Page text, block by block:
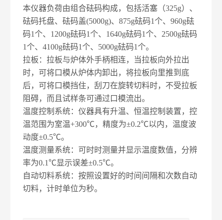
本仪器负荷由组合砝码构成，包括活塞（325g）、
砝码托盘、砝码盖(5000g)、875g砝码1个、960g砝
码1个、1200g砝码1个、1640g砝码1个、2500g砝码
1个、4100g砝码1个、5000g砝码1个。
拉板：拉板与炉体外手柄相连，当拉板向外拉出
时，可将口模从炉体内卸出，将拉板向里推到底
后，可将口模挡住，刮刀在旋转切料时，不受拉板
阻碍，而且试样条可通过口模流出。
温度控制系统：仪器具有升温、恒温控制装置，控
温范围为室温+300℃，精度为±0.2℃以内，温度波
动度±0.5℃。
温度测量系统：可时时测量并显示温度数值，分辨
率为0.1℃显示误差±0.5℃。
自动切料系统：按照设置好的时间间隔和次数自动
切料，计时单位为秒。